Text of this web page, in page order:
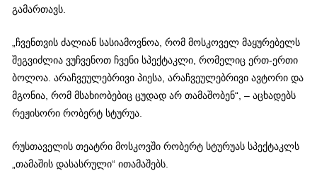
გამართავს.
„ჩვენთვის ძალიან სასიამოვნოა, რომ მოსკოველ მაყურებელს
შეგვიძლია ვუჩვენოთ ჩვენი სპექტაკლი, რომელიც ერთ-ერთი
ბოლოა. არაჩვეულებრივი პიესა, არაჩვეულებრივი ავტორი და
მგონია, რომ მსახიობებიც ცუდად არ თამაშობენ“, – აცხადებს
რეჟისორი რობერტ სტურუა.
რუსთაველის თეატრი მოსკოვში რობერტ სტურუას სპექტაკლს
„თამაშის დასასრული“ ითამაშებს.